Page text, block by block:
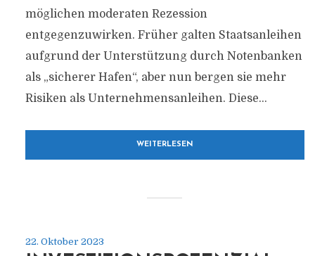
möglichen moderaten Rezession
entgegenzuwirken. Früher galten Staatsanleihen
aufgrund der Unterstützung durch Notenbanken
als „sicherer Hafen“, aber nun bergen sie mehr
Risiken als Unternehmensanleihen. Diese...
WEITERLESEN
22. Oktober 2023